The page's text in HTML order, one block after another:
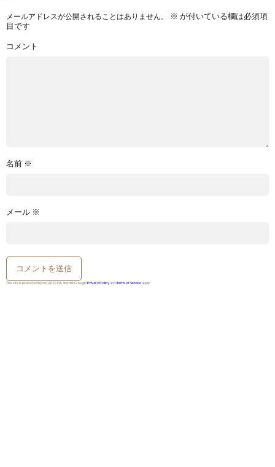
メールアドレスが公開されることはありません。 ※ が付いている欄は必須項
目です
コメント
名前 ※
メール ※
This site is protected by reCAPTCHA and the GooglePrivacy Policy andTerms of Service apply.